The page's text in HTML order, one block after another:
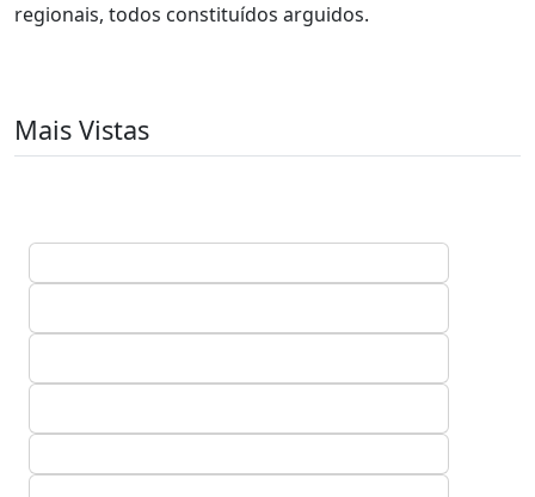
regionais, todos constituídos arguidos.
Mais Vistas